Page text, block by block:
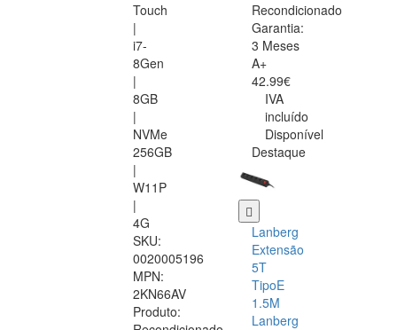
Touch
|
i7-
8Gen
|
8GB
|
NVMe
256GB
|
W11P
|
4G
SKU:
0020005196
MPN:
2KN66AV
Produto:
Recondicionado
Garantia:
3 Meses
A+
42.99€
IVA
incluído
Disponível
Destaque
Lanberg
Extensão
5T
TipoE
1.5M
Lanberg